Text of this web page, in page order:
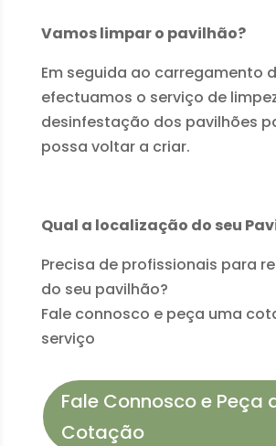
Vamos limpar o pavilhão?
Em seguida ao carregamento
efectuamos o serviço de
desinfestação dos pavilhões
possa voltar a criar.
Qual a localização do seu
Precisa de profissionais para
do seu pavilhão?
Fale connosco e peça uma
serviço
Fale Connosco e Peça
Cotação